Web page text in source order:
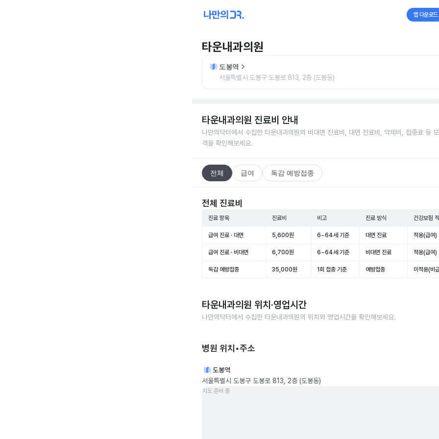
앱 다운로드
타운내과의원
도봉역
서울특별시 도봉구 도봉로 813, 2층 (도봉동)
타운내과의원 진료비 안내
나만의닥터에서 수집한 타운내과의원의 비대면 진료비, 대면 진료비, 약제비, 접종료 등
격을 확인해보세요.
전체 급여 독감 예방접종
전체 진료비
진료 항목 진료비 비고 진료 방식 건강보험
급여 진료 · 대면 5,600원 6~64세 기준 대면 진료 적용(급여)
급여 진료 · 비대면 6,700원 6~64세 기준 비대면 진료 적용(급여)
독감 예방접종 35,000원 1회 접종 기준 예방접종 미적용(비
타운내과의원 위치·영업시간
나만의닥터에서 수집한 타운내과의원의 위치와 영업시간을 확인해보세요.
병원 위치•주소
도봉역
서울특별시 도봉구 도봉로 813, 2층 (도봉동)
지도 준비 중